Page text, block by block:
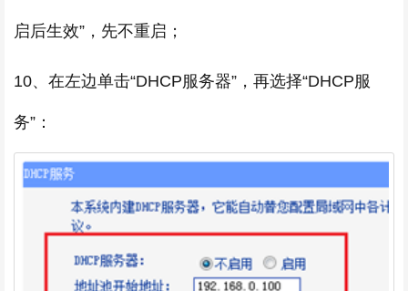
启后生效”，先不重启；
10、在左边单击“DHCP服务器”，再选择“DHCP服
务”：